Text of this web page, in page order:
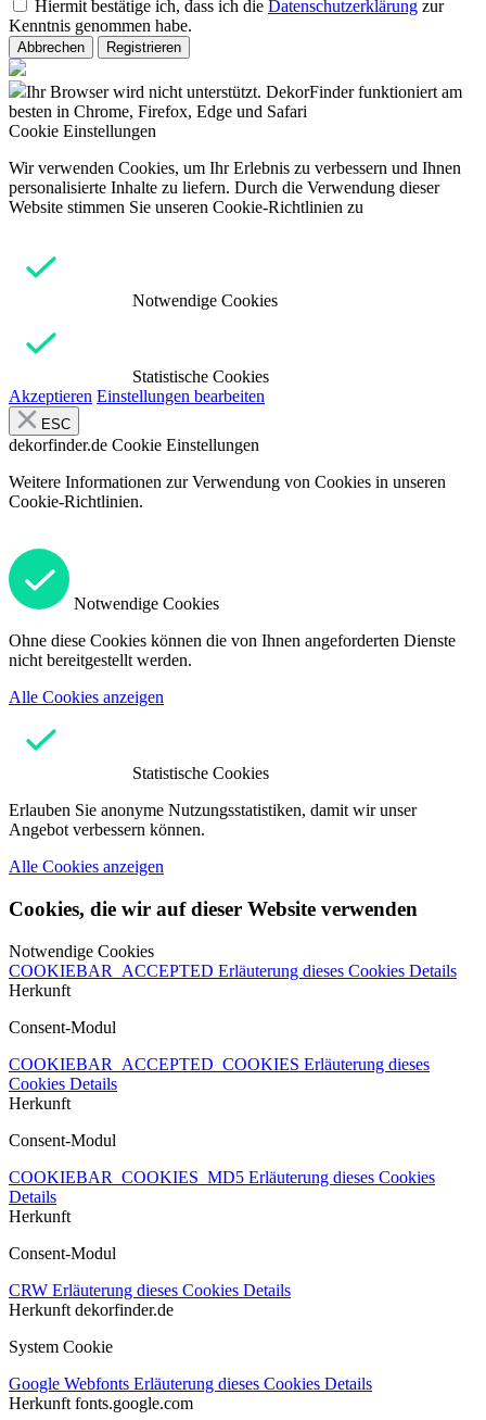
Hiermit bestätige ich, dass ich die Datenschutzerklärung zur
Kenntnis genommen habe.
Abbrechen Registrieren
Ihr Browser wird nicht unterstützt. DekorFinder funktioniert am
besten in Chrome, Firefox, Edge und Safari
Cookie Einstellungen
Wir verwenden Cookies, um Ihr Erlebnis zu verbessern und Ihnen
personalisierte Inhalte zu liefern. Durch die Verwendung dieser
Website stimmen Sie unseren Cookie-Richtlinien zu
Notwendige Cookies
Statistische Cookies
Akzeptieren Einstellungen bearbeiten
ESC
dekorfinder.de Cookie Einstellungen
Weitere Informationen zur Verwendung von Cookies in unseren
Cookie-Richtlinien.
Notwendige Cookies
Ohne diese Cookies können die von Ihnen angeforderten Dienste
nicht bereitgestellt werden.
Alle Cookies anzeigen
Statistische Cookies
Erlauben Sie anonyme Nutzungsstatistiken, damit wir unser
Angebot verbessern können.
Alle Cookies anzeigen
Cookies, die wir auf dieser Website verwenden
Notwendige Cookies
COOKIEBAR_ACCEPTED Erläuterung dieses Cookies Details
Herkunft
Consent-Modul
COOKIEBAR_ACCEPTED_COOKIES Erläuterung dieses
Cookies Details
Herkunft
Consent-Modul
COOKIEBAR_COOKIES_MD5 Erläuterung dieses Cookies
Details
Herkunft
Consent-Modul
CRW Erläuterung dieses Cookies Details
Herkunft dekorfinder.de
System Cookie
Google Webfonts Erläuterung dieses Cookies Details
Herkunft fonts.google.com